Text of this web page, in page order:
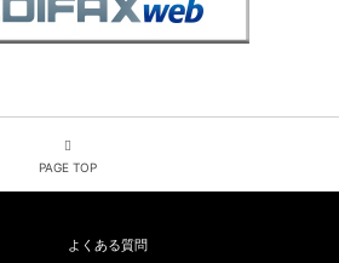
PAGE TOP
よくある質問